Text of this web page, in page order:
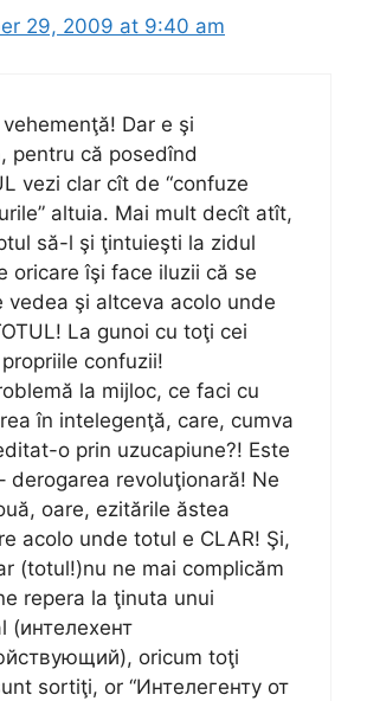
29, 2009 at 9:40 am
Dar e şi
pentru că posedînd
vezi clar cît de “confuze
altuia. Mai mult decît atît,
să-l şi ţintuieşti la zidul
oricare îşi face iluzii că se
vedea şi altceva acolo unde
La gunoi cu toţi cei
confuzii!
la mijloc, ce faci cu
în intelegenţă, care, cumva
o prin uzucapiune?! Este
derogarea revoluţionară! Ne
oare, ezitările ăstea
acolo unde totul e CLAR! Şi,
(totul!)nu ne mai complicăm
repera la ţinuta unui
(интелехент
oricum toţi
sortiţi, or “Интелегенту от